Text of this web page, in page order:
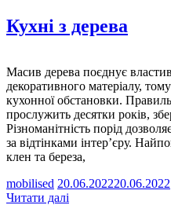
Кухні з дерева
Масив дерева поєднує
декоративного матеріалу,
кухонної обстановки.
прослужить десятки років,
Різноманітність порід
за відтінками інтер’єру.
клен та береза,
mobilised 20.06.202220.06.2022
Читати далі